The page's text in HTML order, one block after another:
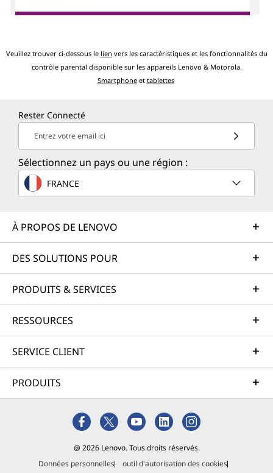
Veuillez trouver ci-dessous le lien vers les caractéristiques et les fonctionnalités du
contrôle parental disponible sur les appareils Lenovo & Motorola.
Smartphoneet tablettes
Rester Connecté
Entrez votre email ici
Sélectionnez un pays ou une région :
FRANCE
À PROPOS DE LENOVO
DES SOLUTIONS POUR
PRODUITS & SERVICES
RESSOURCES
SERVICE CLIENT
PRODUITS
@ 2026 Lenovo. Tous droits réservés.
Données personnelles
outil d'autorisation des cookies